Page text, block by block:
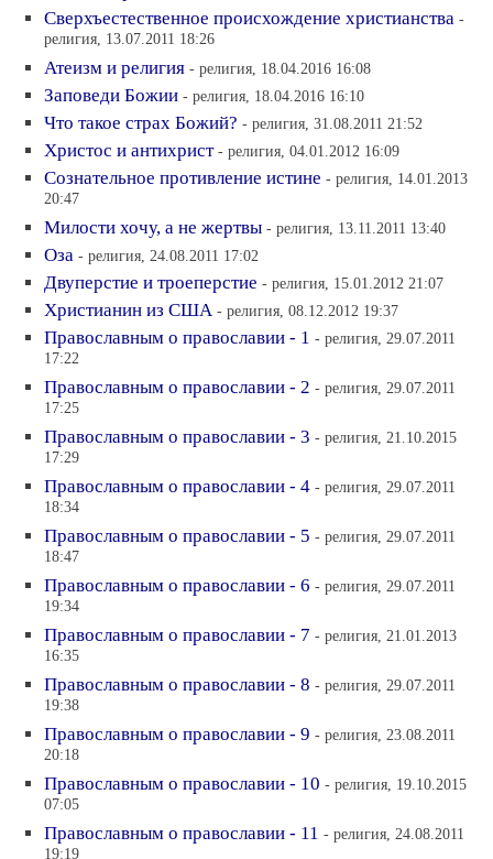
Сверхъестественное происхождение христианства -
религия, 13.07.2011 18:26
Атеизм и религия - религия, 18.04.2016 16:08
Заповеди Божии - религия, 18.04.2016 16:10
Что такое страх Божий? - религия, 31.08.2011 21:52
Христос и антихрист - религия, 04.01.2012 16:09
Сознательное противление истине - религия, 14.01.2013
20:47
Милости хочу, а не жертвы - религия, 13.11.2011 13:40
Оза - религия, 24.08.2011 17:02
Двуперстие и троеперстие - религия, 15.01.2012 21:07
Христианин из США - религия, 08.12.2012 19:37
Православным о православии - 1 - религия, 29.07.2011
17:22
Православным о православии - 2 - религия, 29.07.2011
17:25
Православным о православии - 3 - религия, 21.10.2015
17:29
Православным о православии - 4 - религия, 29.07.2011
18:34
Православным о православии - 5 - религия, 29.07.2011
18:47
Православным о православии - 6 - религия, 29.07.2011
19:34
Православным о православии - 7 - религия, 21.01.2013
16:35
Православным о православии - 8 - религия, 29.07.2011
19:38
Православным о православии - 9 - религия, 23.08.2011
20:18
Православным о православии - 10 - религия, 19.10.2015
07:05
Православным о православии - 11 - религия, 24.08.2011